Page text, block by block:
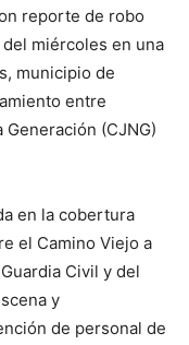
reporte de robo
miércoles en una
municipio de
entre
(CJNG)
en la cobertura
el Camino Viejo a
Civil y del
y
de personal de